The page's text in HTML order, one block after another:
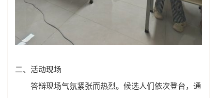
二、活动现场
答辩现场气氛紧张而热烈。候选人们依次登台，通